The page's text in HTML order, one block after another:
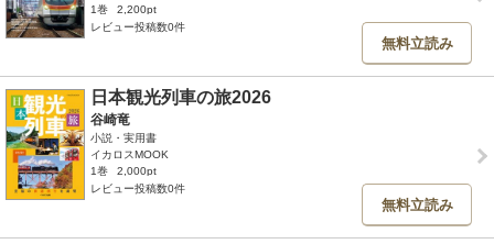
1巻
2,200pt
レビュー投稿数0件
無料立読み
日本観光列車の旅2026
谷崎竜
小説・実用書
イカロスMOOK
1巻
2,000pt
レビュー投稿数0件
無料立読み